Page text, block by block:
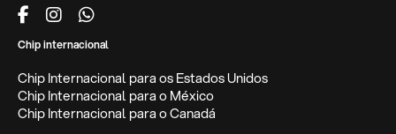
Chip internacional
Chip Internacional para os Estados Unidos
Chip Internacional para o México
Chip Internacional para o Canadá